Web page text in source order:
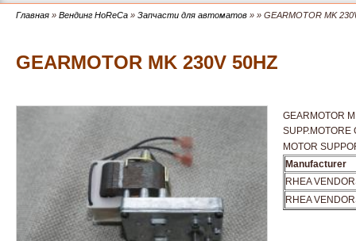
Главная » Вендинг HoReCa » Запчасти для автоматов » » GEARMOTOR MK
GEARMOTOR MK 230V 50HZ
GEARMOTOR
MOTOR
Manufacturer
RHEA
RHEA